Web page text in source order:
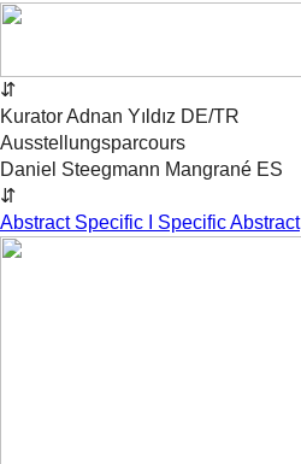
⇵
KuratorAdnan Yıldız DE/TR
Ausstellungsparcours
Daniel Steegmann Mangrané ES
⇵
Abstract Specific I Specific Abstract